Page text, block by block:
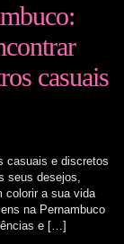
casuais
casuais e discretos
seus desejos,
colorir a sua vida
na Pernambuco
e […]